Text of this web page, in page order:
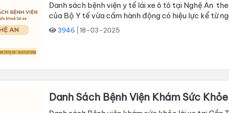
Danh sách bệnh viện y tế lái xe ô tô tại Nghệ An
của Bộ Y tế vừa cấm hành động có hiệu lực kể từ
3946 18-03-2025
Danh Sách Bệnh Viện Khám Sức